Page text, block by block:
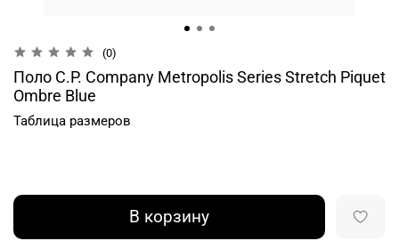
(0)
Поло C.P. Company Metropolis Series Stretch Piquet
Ombre Blue
Таблица размеров
В корзину